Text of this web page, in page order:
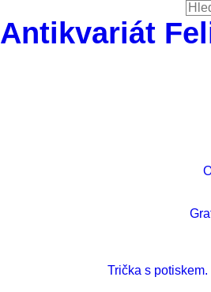
Antikvariát
Trička s